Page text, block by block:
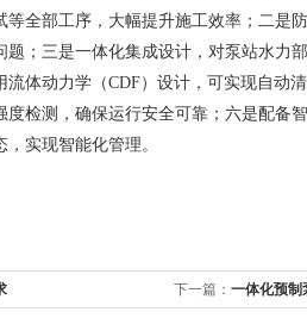
等全部工序，大幅提升施工效率；二是
题；三是一体化集成设计，对泵站水力
体动力学（CDF）设计，可实现自动
检测，确保运行安全可靠；六是配备
实现智能化管理。
下一篇： 一体化预制